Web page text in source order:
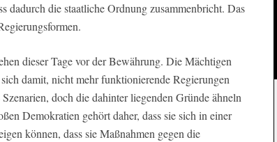
dadurch die staatliche Ordnung zusammenbricht. Das
dieser Tage vor der Bewährung. Die Mächtigen
damit, nicht mehr funktionierende Regierungen
doch die dahinter liegenden Gründe ähneln
Demokratien gehört daher, dass sie sich in einer
können, dass sie Maßnahmen gegen die